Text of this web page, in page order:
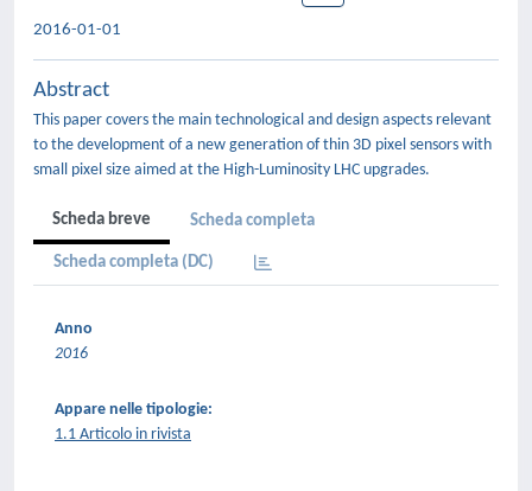
2016-01-01
Abstract
This paper covers the main technological and design aspects relevant
to the development of a new generation of thin 3D pixel sensors with
small pixel size aimed at the High-Luminosity LHC upgrades.
Scheda breve Scheda completa
Scheda completa (DC)
Anno
2016
Appare nelle tipologie:
1.1 Articolo in rivista